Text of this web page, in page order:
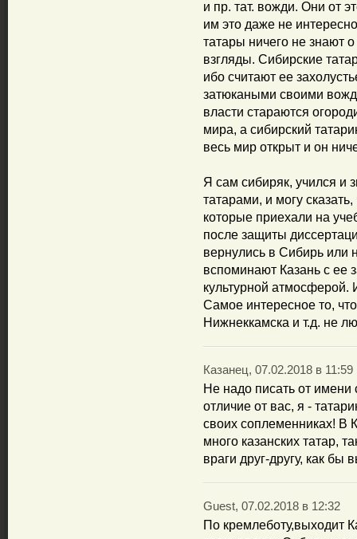
и пр. тат. вожди. Они от
им это даже не
татары ничего не знают
взгляды. Сибирские
ибо считают ее
затюкаными своими
власти стараются
мира, а сибирский
весь мир открыт и он
Я сам сибиряк, учился и
татарами, и могу
которые приехали на
после защиты
вернулись в Сибирь или
вспоминают Казань с ее
культурной
Самое интересное то,
Нижнеккамска и т.д. не
Казанец, 07.02.2018 в 11:59
Не надо писать от имени
отличие от вас, я -
своих соплеменниках! В
много казанских татар,
враги друг-другу, как бы
Guest, 07.02.2018 в 12:32
По кремлеботу,выходит